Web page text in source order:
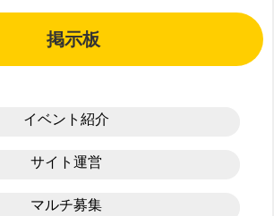
掲示板
イベント紹介
サイト運営
マルチ募集